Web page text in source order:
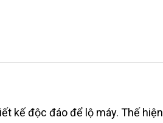
kế độc đáo để lộ máy. Thế hiện